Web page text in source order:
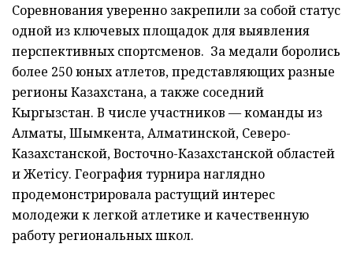
Соревнования уверенно закрепили за собой статус
одной из ключевых площадок для выявления
перспективных спортсменов. За медали боролись
более 250 юных атлетов, представляющих разные
регионы Казахстана, а также соседний
Кыргызстан. В числе участников — команды из
Алматы, Шымкента, Алматинской, Северо-
Казахстанской, Восточно-Казахстанской областей
и Жетісу. География турнира наглядно
продемонстрировала растущий интерес
молодежи к легкой атлетике и качественную
работу региональных школ.